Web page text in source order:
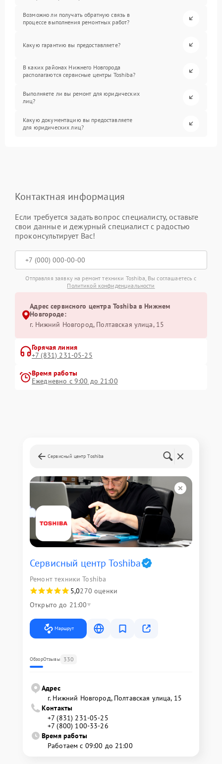
Возможно ли получать обратную связь в
процессе выполнения ремонтных работ?
Какую гарантию вы предоставляете?
В каких районах Нижнего Новгорода
располагаются сервисные центры Toshiba?
Выполняете ли вы ремонт для юридических
лиц?
Какую документацию вы предоставляете
для юридических лиц?
Контактная информация
Если требуется задать вопрос специалисту, оставьте
свои данные и дежурный специалист с радостью
проконсультирует Вас!
Отправляя заявку на ремонт техники Toshiba, Вы соглашаетесь с
Политикой конфиденциальности
Адрес сервисного центра Toshiba в Нижнем
Новгороде:
г. Нижний Новгород, Полтавская улица, 15
Горячая линия
+7 (831) 231-05-25
Время работы
Ежедневно с 9:00 до 21:00
Сервисный центр Toshiba
Сервисный центр Toshiba
Ремонт техники Toshiba
5,0270 оценки
Открыто до 21:00
Маршрут
ОбзорОтзывы 330
Адрес
г. Нижний Новгород, Полтавская улица, 15
Контакты
+7 (831) 231-05-25
+7 (800) 100-33-26
Время работы
Работаем с 09:00 до 21:00